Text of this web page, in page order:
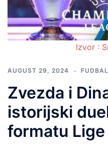
Izvor :
AUGUST 29, 2024 FUDBAL
Zvezda i
istorijski
formatu